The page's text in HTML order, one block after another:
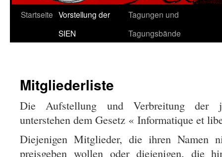
Startseite Vorstellung der
SIEN
Tagungen und
Tagungsbände
Mitgliederliste
Die Aufstellung und Verbreitung der
unterstehen dem Gesetz « Informatique et
Diejenigen Mitglieder, die ihren Namen
preisgeben wollen oder diejenigen, die